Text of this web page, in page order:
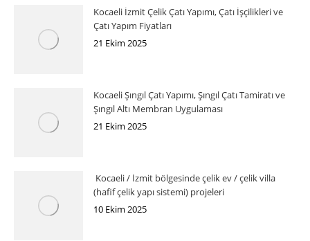
Kocaeli İzmit Çelik Çatı Yapımı, Çatı İşçilikleri ve
Çatı Yapım Fiyatları
21 Ekim 2025
Kocaeli Şıngıl Çatı Yapımı, Şıngıl Çatı Tamiratı ve
Şıngıl Altı Membran Uygulaması
21 Ekim 2025
Kocaeli / İzmit bölgesinde çelik ev / çelik villa
(hafif çelik yapı sistemi) projeleri
10 Ekim 2025